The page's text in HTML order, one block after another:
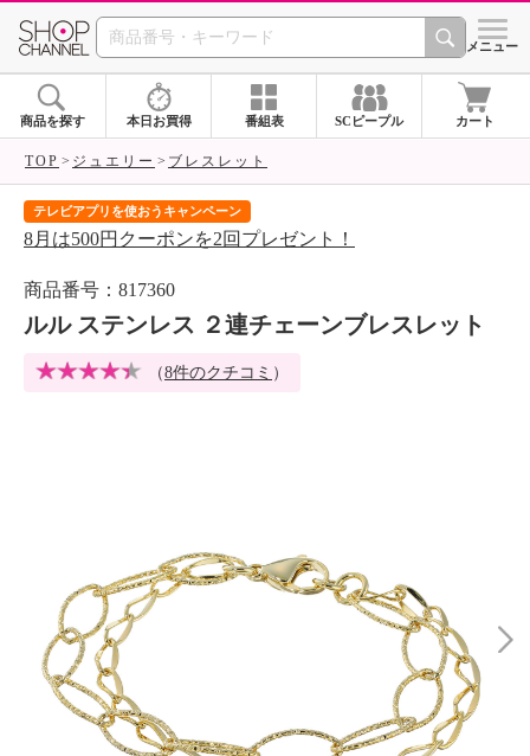
SHOP CHANNEL シメニュー
商品を探す 本日お買得 番組表 SCピープル カート
TOP ジュエリー ブレスレット
テレビアプリを使おうキャンペーン
8月は500円クーポンを2回プレゼント！
商品番号：817360
ルル ステンレス ２連チェーンブレスレット
（8件のクチコミ ）